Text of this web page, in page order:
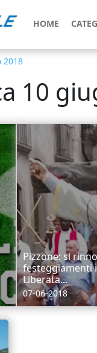
HOME
2018
10
Pizzone: si
festeggiamenti
Liberata...
07-06-2018